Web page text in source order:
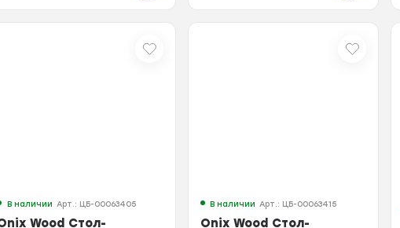
В наличии Арт.: ЦБ-00063405
Wood Стол-
В наличии Арт.: ЦБ-00063415
Onix Wood Стол-